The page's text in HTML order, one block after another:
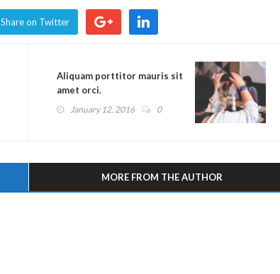
Share on Twitter
Aliquam porttitor mauris sit
amet orci.
January 12, 2016 0
MORE FROM THE AUTHOR